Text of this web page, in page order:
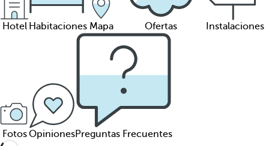
Hotel Habitaciones Mapa Ofertas Instalaciones
FotosOpinionesPreguntas Frecuentes